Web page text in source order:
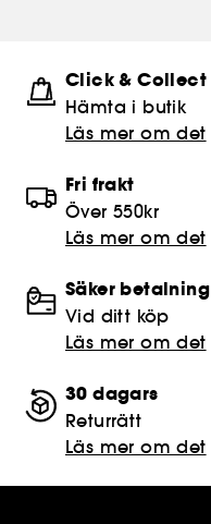
Click & Collect
Hämta i butik​
Läs mer om det
Fri frakt
Över 550kr
Läs mer om det
Säker betalning
Vid ditt köp
Läs mer om det
30 dagars
Returrätt
Läs mer om det